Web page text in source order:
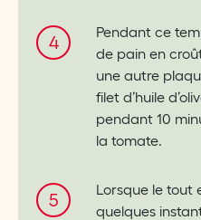
Pendant ce
de pain en
une autre
filet d’huile
pendant 10
la tomate.
Lorsque le tout
quelques